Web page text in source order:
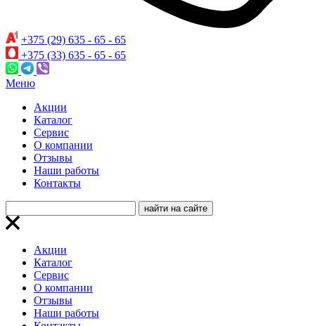
+375 (29) 635 - 65 - 65
+375 (33) 635 - 65 - 65
Меню
Акции
Каталог
Сервис
О компании
Отзывы
Наши работы
Контакты
Акции
Каталог
Сервис
О компании
Отзывы
Наши работы